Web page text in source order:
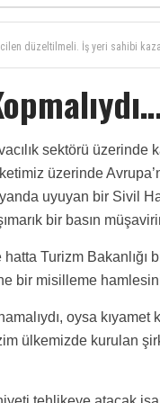
ağır vergilerinizle.
matrahları bizi şimdiden brütün
neye para harcıyacakta liman
saat uçmaya mı
biz yorulduk bu doco ve insan
mı yönetilir,yardım lütfen
insan kaynaklarının insanları
upgrade yapılıyor yolcuya ama gel
çalışana 64 kendine 93 zam
kurbana para ayarla biz
VERGİLERİMLE LÜKS HAYAT
BİŞEY DEMEZ.SENİN DE
sektörü üzerinde
üzerinde
uyuyan bir Sivil
bir basın
hatta Turizm
bir misilleme
oysa kıyamet
ülkemizde kurulan